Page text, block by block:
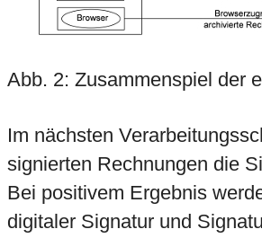
Abb. 2: Zusammenspiel der
Im nächsten
signierten Rechnungen die
Bei positivem Ergebnis
digitaler Signatur und